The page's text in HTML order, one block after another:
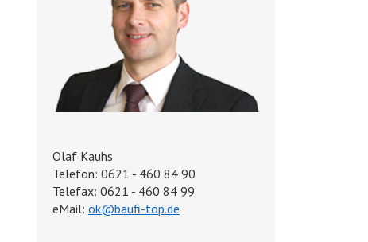
Olaf Kauhs
Telefon: 0621 - 460 84 90
Telefax: 0621 - 460 84 99
eMail: ok@baufi-top.de